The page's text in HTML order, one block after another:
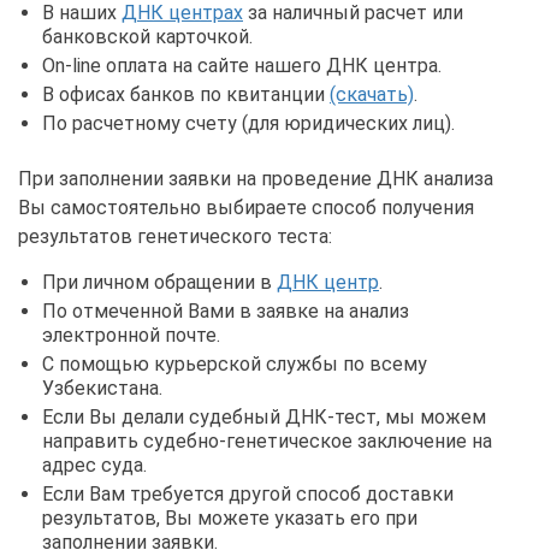
В наших ДНК центрах за наличный расчет или
банковской карточкой.
On-line оплата на сайте нашего ДНК центра.
В офисах банков по квитанции (скачать).
По расчетному счету (для юридических лиц).
При заполнении заявки на проведение ДНК анализа
Вы самостоятельно выбираете способ получения
результатов генетического теста:
При личном обращении в ДНК центр.
По отмеченной Вами в заявке на анализ
электронной почте.
С помощью курьерской службы по всему
Узбекистана.
Если Вы делали судебный ДНК-тест, мы можем
направить судебно-генетическое заключение на
адрес суда.
Если Вам требуется другой способ доставки
результатов, Вы можете указать его при
заполнении заявки.